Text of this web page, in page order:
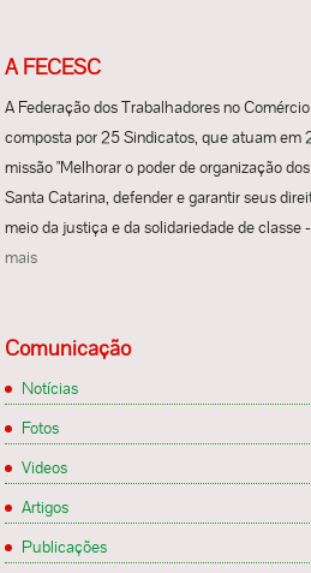
A FECESC
A Federação dos Trabalhadores no
composta por 25 Sindicatos, que atuam em
missão "Melhorar o poder de organização
Santa Catarina, defender e garantir seus
meio da justiça e da solidariedade de classe
mais
Comunicação
Notícias
Fotos
Videos
Artigos
Publicações